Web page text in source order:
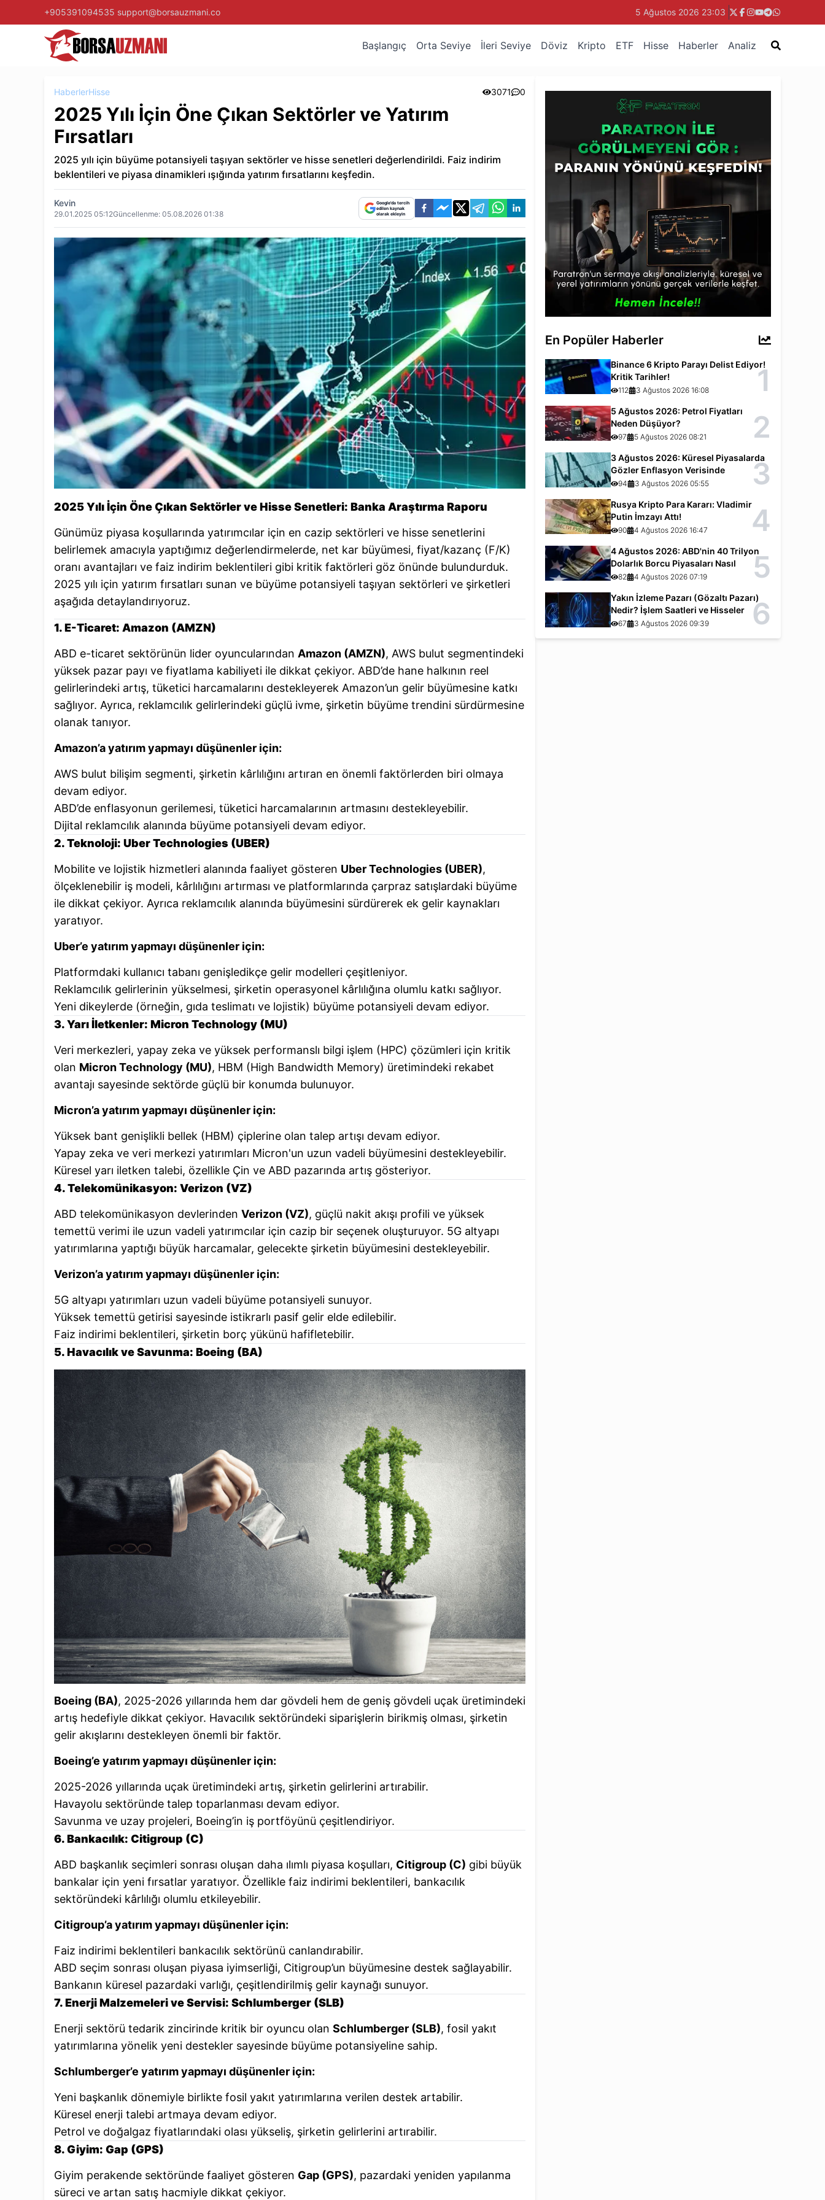
+905391094535 support@borsauzmani.co 5 Ağustos 2026 23:03
Başlangıç Orta Seviye İleri Seviye Döviz Kripto ETF Hisse Haberler Analiz
HaberlerHisse 3071 0
2025 Yılı İçin Öne Çıkan Sektörler ve Yatırım
Fırsatları
2025 yılı için büyüme potansiyeli taşıyan sektörler ve hisse senetleri değerlendirildi. Faiz indirim
beklentileri ve piyasa dinamikleri ışığında yatırım fırsatlarını keşfedin.
Kevin
29.01.2025 05:12Güncellenme: 05.08.2026 01:38
Google'da tercih
edilen kaynak
olarak ekleyin
2025 Yılı İçin Öne Çıkan Sektörler ve Hisse Senetleri: Banka Araştırma Raporu
Günümüz piyasa koşullarında yatırımcılar için en cazip sektörleri ve hisse senetlerini
belirlemek amacıyla yaptığımız değerlendirmelerde, net kar büyümesi, fiyat/kazanç (F/K)
oranı avantajları ve faiz indirim beklentileri gibi kritik faktörleri göz önünde bulundurduk.
2025 yılı için yatırım fırsatları sunan ve büyüme potansiyeli taşıyan sektörleri ve şirketleri
aşağıda detaylandırıyoruz.
1. E-Ticaret: Amazon (AMZN)
ABD e-ticaret sektörünün lider oyuncularından Amazon (AMZN), AWS bulut segmentindeki
yüksek pazar payı ve fiyatlama kabiliyeti ile dikkat çekiyor. ABD’de hane halkının reel
gelirlerindeki artış, tüketici harcamalarını destekleyerek Amazon’un gelir büyümesine katkı
sağlıyor. Ayrıca, reklamcılık gelirlerindeki güçlü ivme, şirketin büyüme trendini sürdürmesine
olanak tanıyor.
Amazon’a yatırım yapmayı düşünenler için:
AWS bulut bilişim segmenti, şirketin kârlılığını artıran en önemli faktörlerden biri olmaya
devam ediyor.
ABD’de enflasyonun gerilemesi, tüketici harcamalarının artmasını destekleyebilir.
Dijital reklamcılık alanında büyüme potansiyeli devam ediyor.
2. Teknoloji: Uber Technologies (UBER)
Mobilite ve lojistik hizmetleri alanında faaliyet gösteren Uber Technologies (UBER),
ölçeklenebilir iş modeli, kârlılığını artırması ve platformlarında çarpraz satışlardaki büyüme
ile dikkat çekiyor. Ayrıca reklamcılık alanında büyümesini sürdürerek ek gelir kaynakları
yaratıyor.
Uber’e yatırım yapmayı düşünenler için:
Platformdaki kullanıcı tabanı genişledikçe gelir modelleri çeşitleniyor.
Reklamcılık gelirlerinin yükselmesi, şirketin operasyonel kârlılığına olumlu katkı sağlıyor.
Yeni dikeylerde (örneğin, gıda teslimatı ve lojistik) büyüme potansiyeli devam ediyor.
3. Yarı İletkenler: Micron Technology (MU)
Veri merkezleri, yapay zeka ve yüksek performanslı bilgi işlem (HPC) çözümleri için kritik
olan Micron Technology (MU), HBM (High Bandwidth Memory) üretimindeki rekabet
avantajı sayesinde sektörde güçlü bir konumda bulunuyor.
Micron’a yatırım yapmayı düşünenler için:
Yüksek bant genişlikli bellek (HBM) çiplerine olan talep artışı devam ediyor.
Yapay zeka ve veri merkezi yatırımları Micron'un uzun vadeli büyümesini destekleyebilir.
Küresel yarı iletken talebi, özellikle Çin ve ABD pazarında artış gösteriyor.
4. Telekomünikasyon: Verizon (VZ)
ABD telekomünikasyon devlerinden Verizon (VZ), güçlü nakit akışı profili ve yüksek
temettü verimi ile uzun vadeli yatırımcılar için cazip bir seçenek oluşturuyor. 5G altyapı
yatırımlarına yaptığı büyük harcamalar, gelecekte şirketin büyümesini destekleyebilir.
Verizon’a yatırım yapmayı düşünenler için:
5G altyapı yatırımları uzun vadeli büyüme potansiyeli sunuyor.
Yüksek temettü getirisi sayesinde istikrarlı pasif gelir elde edilebilir.
Faiz indirimi beklentileri, şirketin borç yükünü hafifletebilir.
5. Havacılık ve Savunma: Boeing (BA)
Boeing (BA), 2025-2026 yıllarında hem dar gövdeli hem de geniş gövdeli uçak üretimindeki
artış hedefiyle dikkat çekiyor. Havacılık sektöründeki siparişlerin birikmiş olması, şirketin
gelir akışlarını destekleyen önemli bir faktör.
Boeing’e yatırım yapmayı düşünenler için:
2025-2026 yıllarında uçak üretimindeki artış, şirketin gelirlerini artırabilir.
Havayolu sektöründe talep toparlanması devam ediyor.
Savunma ve uzay projeleri, Boeing’in iş portföyünü çeşitlendiriyor.
6. Bankacılık: Citigroup (C)
ABD başkanlık seçimleri sonrası oluşan daha ılımlı piyasa koşulları, Citigroup (C) gibi büyük
bankalar için yeni fırsatlar yaratıyor. Özellikle faiz indirimi beklentileri, bankacılık
sektöründeki kârlılığı olumlu etkileyebilir.
Citigroup’a yatırım yapmayı düşünenler için:
Faiz indirimi beklentileri bankacılık sektörünü canlandırabilir.
ABD seçim sonrası oluşan piyasa iyimserliği, Citigroup’un büyümesine destek sağlayabilir.
Bankanın küresel pazardaki varlığı, çeşitlendirilmiş gelir kaynağı sunuyor.
7. Enerji Malzemeleri ve Servisi: Schlumberger (SLB)
Enerji sektörü tedarik zincirinde kritik bir oyuncu olan Schlumberger (SLB), fosil yakıt
yatırımlarına yönelik yeni destekler sayesinde büyüme potansiyeline sahip.
Schlumberger’e yatırım yapmayı düşünenler için:
Yeni başkanlık dönemiyle birlikte fosil yakıt yatırımlarına verilen destek artabilir.
Küresel enerji talebi artmaya devam ediyor.
Petrol ve doğalgaz fiyatlarındaki olası yükseliş, şirketin gelirlerini artırabilir.
8. Giyim: Gap (GPS)
Giyim perakende sektöründe faaliyet gösteren Gap (GPS), pazardaki yeniden yapılanma
süreci ve artan satış hacmiyle dikkat çekiyor.
En Popüler Haberler
Binance 6 Kripto Parayı Delist Ediyor!
Kritik Tarihler!
112 3 Ağustos 2026 16:08 1
5 Ağustos 2026: Petrol Fiyatları
Neden Düşüyor?
97 5 Ağustos 2026 08:21 2
3 Ağustos 2026: Küresel Piyasalarda
Gözler Enflasyon Verisinde
94 3 Ağustos 2026 05:55 3
Rusya Kripto Para Kararı: Vladimir
Putin İmzayı Attı!
90 4 Ağustos 2026 16:47 4
4 Ağustos 2026: ABD'nin 40 Trilyon
Dolarlık Borcu Piyasaları Nasıl
Etkiliyor?
82 4 Ağustos 2026 07:19 5
Yakın İzleme Pazarı (Gözaltı Pazarı)
Nedir? İşlem Saatleri ve Hisseler
67 3 Ağustos 2026 09:39 6